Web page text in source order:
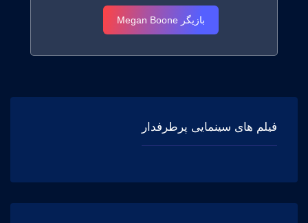
فیلم های سینمایی پرطرفدار
بازیگر Megan Boone